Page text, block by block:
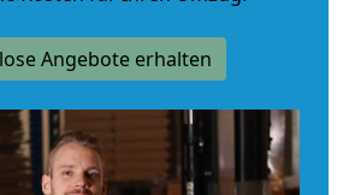
Angebote erhalten